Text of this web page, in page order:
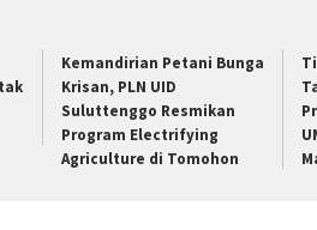
Kemandirian Petani Bunga
Krisan, PLN UID
Suluttenggo Resmikan
Program Electrifying
Agriculture di Tomohon